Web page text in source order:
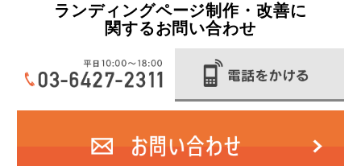
ランディングページ制作・改善に
関するお問い合わせ